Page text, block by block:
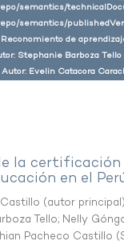
semantics/
semantics/
Reconomiento de
Stephanie Barboza Tello
Autor: Evelin Catacora
la certificación
en el
(autor
Tello; Nelly
Pacheco Castillo (